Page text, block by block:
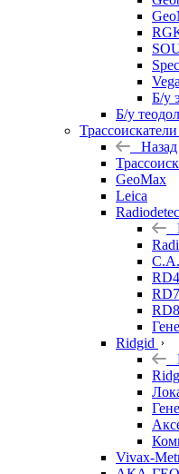
Vega
Б/у
Б/у
Трассоискатели
Назад
GeoMax
Leica
Ridgid
Vivax-